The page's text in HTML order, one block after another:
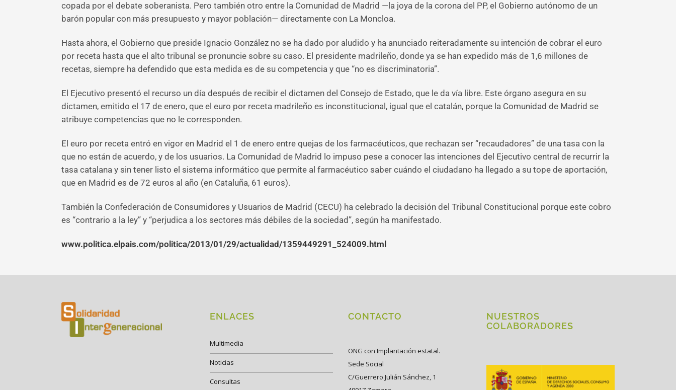
copada por el debate soberanista. Pero también otro entre la Comunidad de Madrid —la joya de la corona del PP, el Gobierno autónomo de un
barón popular con más presupuesto y mayor población— directamente con La Moncloa.
Hasta ahora, el Gobierno que preside Ignacio González no se ha dado por aludido y ha anunciado reiteradamente su intención de cobrar el euro
por receta hasta que el alto tribunal se pronuncie sobre su caso. El presidente madrileño, donde ya se han expedido más de 1,6 millones de
recetas, siempre ha defendido que esta medida es de su competencia y que “no es discriminatoria”.
El Ejecutivo presentó el recurso un día después de recibir el dictamen del Consejo de Estado, que le da vía libre. Este órgano asegura en su
dictamen, emitido el 17 de enero, que el euro por receta madrileño es inconstitucional, igual que el catalán, porque la Comunidad de Madrid se
atribuye competencias que no le corresponden.
El euro por receta entró en vigor en Madrid el 1 de enero entre quejas de los farmacéuticos, que rechazan ser “recaudadores” de una tasa con la
que no están de acuerdo, y de los usuarios. La Comunidad de Madrid lo impuso pese a conocer las intenciones del Ejecutivo central de recurrir la
tasa catalana y sin tener listo el sistema informático que permite al farmacéutico saber cuándo el ciudadano ha llegado a su tope de aportación,
que en Madrid es de 72 euros al año (en Cataluña, 61 euros).
También la Confederación de Consumidores y Usuarios de Madrid (CECU) ha celebrado la decisión del Tribunal Constitucional porque este cobro
es “contrario a la ley” y “perjudica a los sectores más débiles de la sociedad”, según ha manifestado.
www.politica.elpais.com/politica/2013/01/29/actualidad/1359449291_524009.html
ENLACES
Multimedia
Noticias
Consultas
CONTACTO
ONG con Implantación estatal.
Sede Social
C/Guerrero Julián Sánchez, 1
NUESTROS
COLABORADORES